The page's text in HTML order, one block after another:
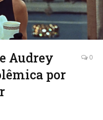
Audrey
por
0